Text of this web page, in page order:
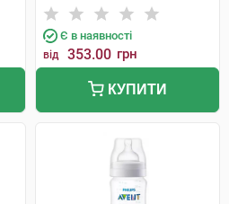
Є в наявності
від 353.00 грн
КУПИТИ